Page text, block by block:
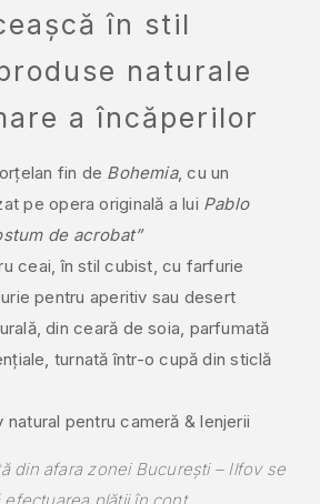
în stil
naturale
a încăperilor
fin de Bohemia, cu un
pe opera originală a lui Pablo
de acrobat”
ceai, în stil cubist, cu farfurie
pentru aperitiv sau desert
din ceară de soia, parfumată
turnată într-o cupă din sticlă
natural pentru cameră & lenjerii
din afara zonei București – Ilfov se